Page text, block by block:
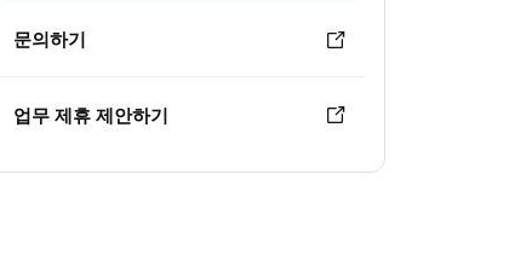
문의하기
업무 제휴 제안하기